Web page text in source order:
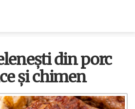
din porc
și chimen